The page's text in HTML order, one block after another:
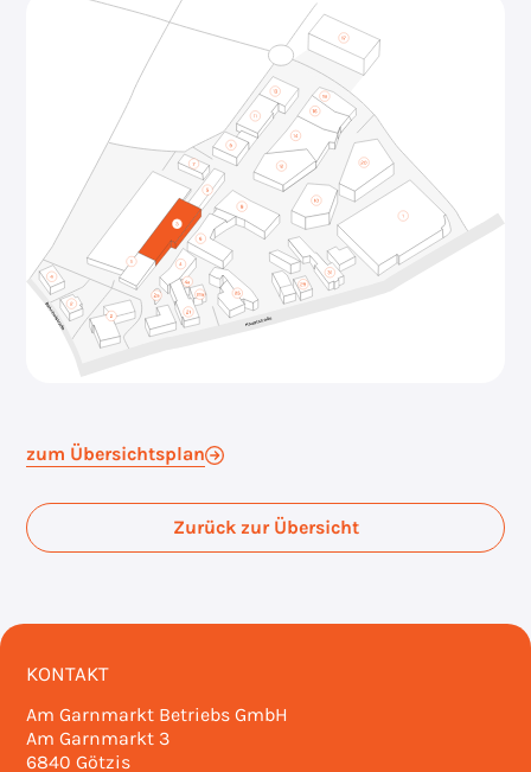
zum Übersichtsplan
Zurück zur Übersicht
KONTAKT
Am Garnmarkt Betriebs GmbH
Am Garnmarkt 3
6840 Götzis